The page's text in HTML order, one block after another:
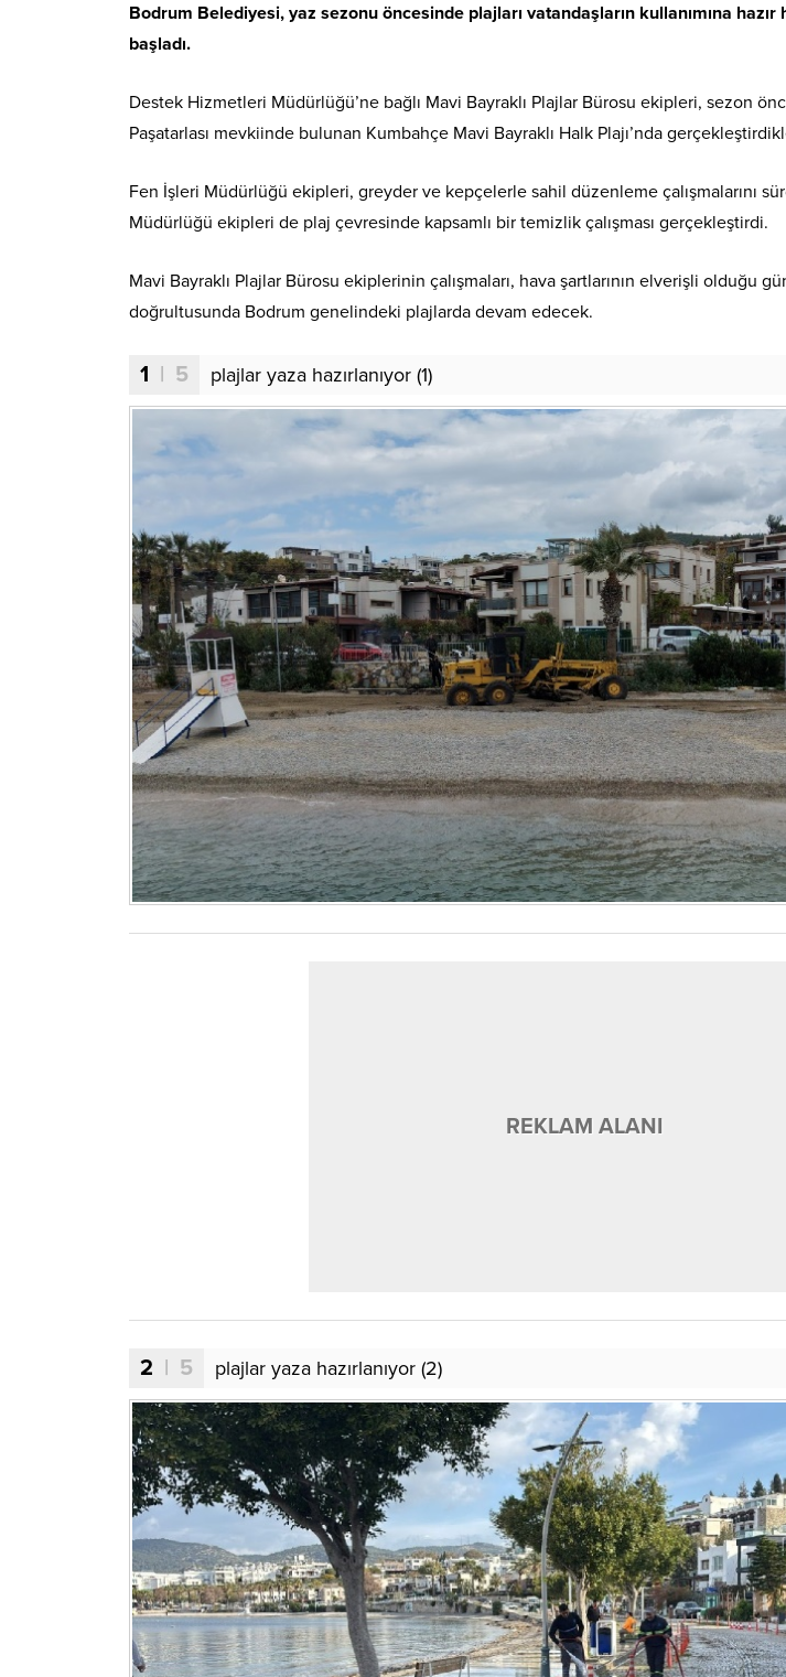
Bodrum Belediyesi, yaz sezonu öncesinde plajları vatandaşların kullanımına
başladı.
Destek Hizmetleri Müdürlüğü’ne bağlı Mavi Bayraklı Plajlar Bürosu ekipleri, sezon
Paşatarlası mevkiinde bulunan Kumbahçe Mavi Bayraklı Halk Plajı’nda
Fen İşleri Müdürlüğü ekipleri, greyder ve kepçelerle sahil düzenleme çalışmalarını
Müdürlüğü ekipleri de plaj çevresinde kapsamlı bir temizlik çalışması gerçekleştirdi.
Mavi Bayraklı Plajlar Bürosu ekiplerinin çalışmaları, hava şartlarının elverişli olduğu
doğrultusunda Bodrum genelindeki plajlarda devam edecek.
1 | 5 plajlar yaza hazırlanıyor (1)
REKLAM ALANI
2 | 5 plajlar yaza hazırlanıyor (2)